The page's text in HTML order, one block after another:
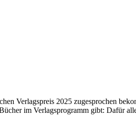
Verlagspreis 2025 zugesprochen
im Verlagsprogramm gibt: Dafür